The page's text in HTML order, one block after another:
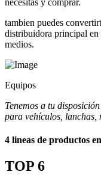
tambien puedes
distribuidora principal en
medios.
Equipos
Tenemos a tu
para vehículos, lanchas,
4 lineas de productos
TOP 6